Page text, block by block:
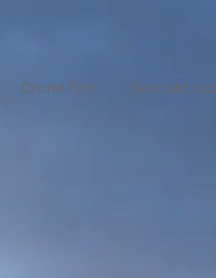
Drone film Kontakt oss